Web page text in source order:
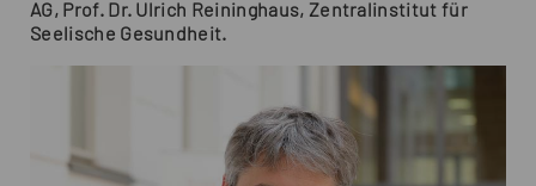
AG, Prof. Dr. Ulrich Reininghaus, Zentralinstitut für
Seelische Gesundheit.